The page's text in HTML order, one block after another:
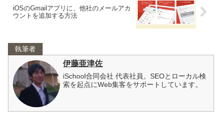
iOSのGmailアプリに、他社のメールアカ
ウントを追加する方法
執筆者
伊藤亜津佐
iSchool合同会社 代表社員。SEOとローカル検
索を起点にWeb集客をサポートしています。